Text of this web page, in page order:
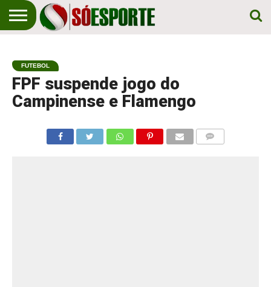
EM
PRIMEIRO
ESPORTE
FUTEBOL
FPF suspende jogo do
Campinense e Flamengo